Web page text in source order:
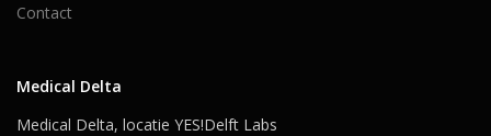
Contact
Medical Delta
Medical Delta, locatie YES!Delft Labs